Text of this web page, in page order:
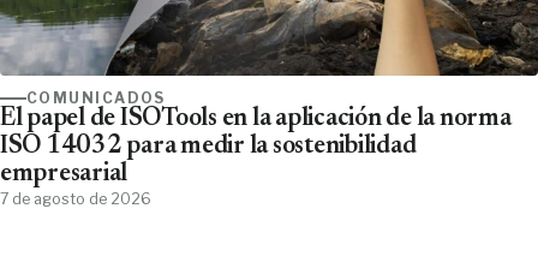
COMUNICADOS
El papel de ISOTools en la aplicación de la norma
ISO 14032 para medir la sostenibilidad
empresarial
7 de agosto de 2026